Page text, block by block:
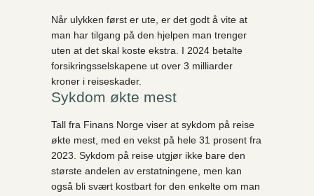
Når ulykken først er ute, er det godt å vite at
man har tilgang på den hjelpen man trenger
uten at det skal koste ekstra. I 2024 betalte
forsikringsselskapene ut over 3 milliarder
kroner i reiseskader.
Sykdom økte mest
Tall fra Finans Norge viser at sykdom på reise
økte mest, med en vekst på hele 31 prosent fra
2023. Sykdom på reise utgjør ikke bare den
største andelen av erstatningene, men kan
også bli svært kostbart for den enkelte om man